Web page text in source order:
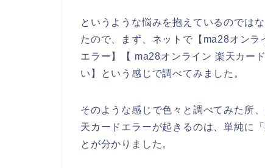
というような悩みを抱えているのでは
たので、まず、ネットで【ma28オン
エラー】【 ma28オンライン 楽天カ
い】という感じで調べてみました。
そのような感じで色々と調べてみた所
天カードエラーが起きるのは、単純に
とが分かりました。